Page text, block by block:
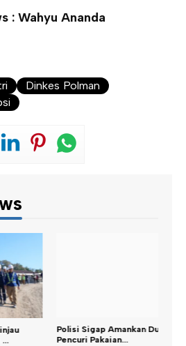
: Wahyu Ananda
Dinkes Polman
Polisi Sigap Amankan Dua
Pencuri Pakaian...